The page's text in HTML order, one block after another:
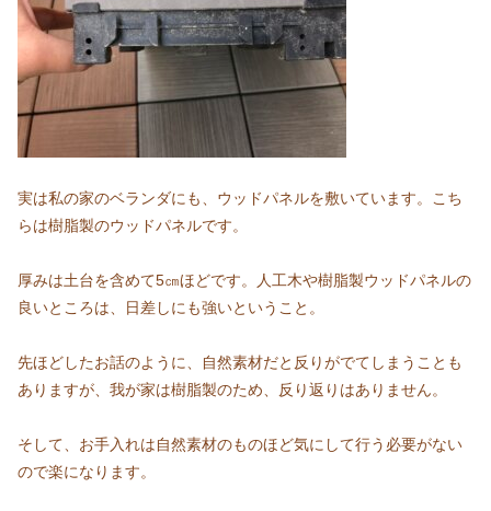
実は私の家のベランダにも、ウッドパネルを敷いています。こち
らは樹脂製のウッドパネルです。
厚みは土台を含めて5㎝ほどです。人工木や樹脂製ウッドパネルの
良いところは、日差しにも強いということ。
先ほどしたお話のように、自然素材だと反りがでてしまうことも
ありますが、我が家は樹脂製のため、反り返りはありません。
そして、お手入れは自然素材のものほど気にして行う必要がない
ので楽になります。